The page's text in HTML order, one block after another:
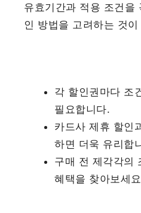
유효기간과 적용 조건을
인 방법을 고려하는 것
각 할인권마다 조
필요합니다.
카드사 제휴 할인
하면 더욱 유리합
구매 전 제각각의
혜택을 찾아보세